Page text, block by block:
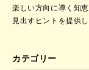
楽しい方向に導く知
見出すヒントを提供し
カテゴリー